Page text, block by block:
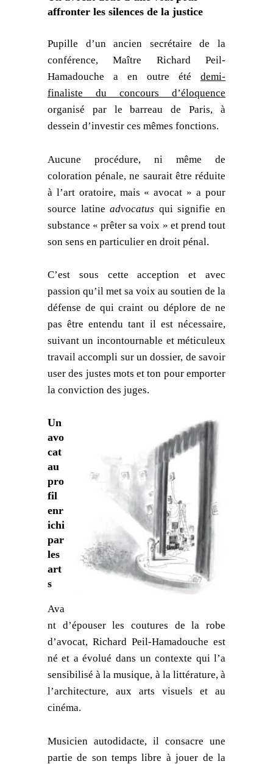
affronter les silences de la justice
Pupille d’un ancien secrétaire de la
conférence, Maître Richard Peil-
Hamadouche a en outre étédemi-
finaliste du concours d’éloquence
organisé par le barreau de Paris, à
dessein d’investir ces mêmes fonctions.
Aucune procédure, ni même de
coloration pénale, ne saurait être réduite
à l’art oratoire, mais « avocat » a pour
source latineadvocatus qui signifie en
substance « prêter sa voix » et prend tout
son sens en particulier en droit pénal.
C’est sous cette acception et avec
passion qu’il met sa voix au soutien de la
défense de qui craint ou déplore de ne
pas être entendu tant il est nécessaire,
suivant un incontournable et méticuleux
travail accompli sur un dossier, de savoir
user des justes mots et ton pour emporter
la conviction des juges.
Un
avo
cat
au
pro
fil
enr
ichi
par
les
art
s
Ava
nt d’épouser les coutures de la robe
d’avocat, Richard Peil-Hamadouche est
né et a évolué dans un contexte qui l’a
sensibilisé à la musique, à la littérature, à
l’architecture, aux arts visuels et au
cinéma.
Musicien autodidacte, il consacre une
partie de son temps libre à jouer de la